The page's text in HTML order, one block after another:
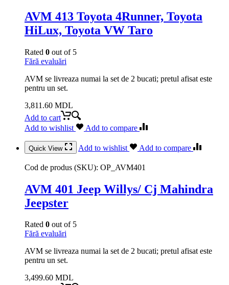
AVM 413 Toyota 4Runner, Toyota
HiLux, Toyota VW Taro
Rated 0 out of 5
Fără evaluări
AVM se livreaza numai la set de 2 bucati; pretul afisat este
pentru un set.
3,811.60 MDL
Add to cart
Add to wishlist
Add to compare
Quick View Add to wishlist Add to compare
Cod de produs (SKU): OP_AVM401
AVM 401 Jeep Willys/ Cj Mahindra
Jeepster
Rated 0 out of 5
Fără evaluări
AVM se livreaza numai la set de 2 bucati; pretul afisat este
pentru un set.
3,499.60 MDL